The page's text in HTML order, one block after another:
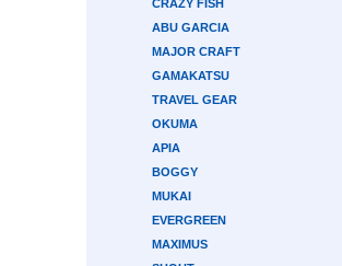
CRAZY FISH
ABU GARCIA
MAJOR CRAFT
GAMAKATSU
TRAVEL GEAR
OKUMA
APIA
BOGGY
MUKAI
EVERGREEN
MAXIMUS